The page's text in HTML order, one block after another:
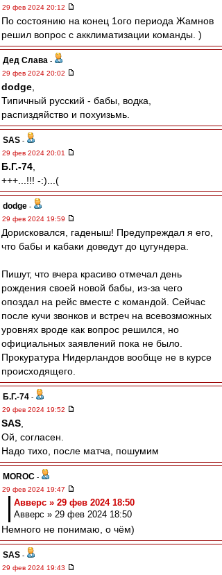
29 фев 2024 20:12
По состоянию на конец 1ого периода Жамнов
решил вопрос с акклиматизации команды. )
Дед Слава -
29 фев 2024 20:02
dodge
Типичный русский - бабы, водка,
распиздяйство и похуизьмь.
SAS -
29 фев 2024 20:01
Б.Г.-74
+++...!!! -:)...(
dodge -
29 фев 2024 19:59
Дорисковался, гаденыш! Предупреждал я его,
что бабы и кабаки доведут до цугундера.
Пишут, что вчера красиво отмечал день
рождения своей новой бабы, из-за чего
опоздал на рейс вместе с командой. Сейчас
после кучи звонков и встреч на всевозможных
уровнях вроде как вопрос решился, но
официальных заявлений пока не было.
Прокуратура Нидерландов вообще не в курсе
происходящего.
Б.Г.-74 -
29 фев 2024 19:52
SAS
Ой, согласен.
Надо тихо, после матча, пошумим
MOROC -
29 фев 2024 19:47
Авверс » 29 фев 2024 18:50
Авверс » 29 фев 2024 18:50
Немного не понимаю, о чём)
SAS -
29 фев 2024 19:43